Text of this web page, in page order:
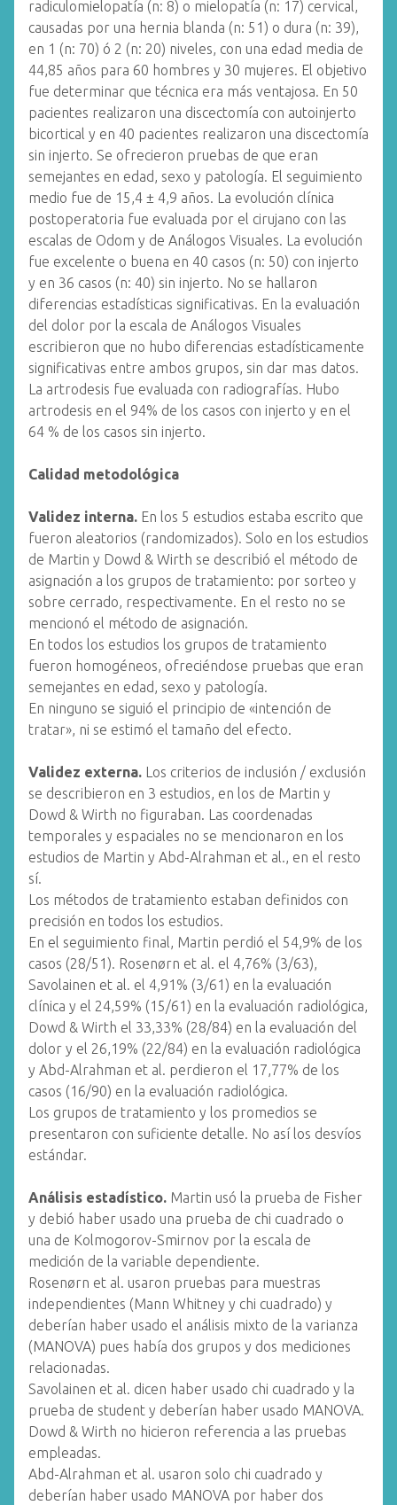
radiculomielopatía (n: 8) o mielopatía (n: 17) cervical,
causadas por una hernia blanda (n: 51) o dura (n: 39),
en 1 (n: 70) ó 2 (n: 20) niveles, con una edad media de
44,85 años para 60 hombres y 30 mujeres. El objetivo
fue determinar que técnica era más ventajosa. En 50
pacientes realizaron una discectomía con autoinjerto
bicortical y en 40 pacientes realizaron una discectomía
sin injerto. Se ofrecieron pruebas de que eran
semejantes en edad, sexo y patología. El seguimiento
medio fue de 15,4 ± 4,9 años. La evolución clínica
postoperatoria fue evaluada por el cirujano con las
escalas de Odom y de Análogos Visuales. La evolución
fue excelente o buena en 40 casos (n: 50) con injerto
y en 36 casos (n: 40) sin injerto. No se hallaron
diferencias estadísticas significativas. En la evaluación
del dolor por la escala de Análogos Visuales
escribieron que no hubo diferencias estadísticamente
significativas entre ambos grupos, sin dar mas datos.
La artrodesis fue evaluada con radiografías. Hubo
artrodesis en el 94% de los casos con injerto y en el
64 % de los casos sin injerto.
Calidad metodológica
Validez interna. En los 5 estudios estaba escrito que
fueron aleatorios (randomizados). Solo en los estudios
de Martin y Dowd & Wirth se describió el método de
asignación a los grupos de tratamiento: por sorteo y
sobre cerrado, respectivamente. En el resto no se
mencionó el método de asignación.
En todos los estudios los grupos de tratamiento
fueron homogéneos, ofreciéndose pruebas que eran
semejantes en edad, sexo y patología.
En ninguno se siguió el principio de «intención de
tratar», ni se estimó el tamaño del efecto.
Validez externa. Los criterios de inclusión / exclusión
se describieron en 3 estudios, en los de Martin y
Dowd & Wirth no figuraban. Las coordenadas
temporales y espaciales no se mencionaron en los
estudios de Martin y Abd-Alrahman et al., en el resto
sí.
Los métodos de tratamiento estaban definidos con
precisión en todos los estudios.
En el seguimiento final, Martin perdió el 54,9% de los
casos (28/51). Rosenørn et al. el 4,76% (3/63),
Savolainen et al. el 4,91% (3/61) en la evaluación
clínica y el 24,59% (15/61) en la evaluación radiológica,
Dowd & Wirth el 33,33% (28/84) en la evaluación del
dolor y el 26,19% (22/84) en la evaluación radiológica
y Abd-Alrahman et al. perdieron el 17,77% de los
casos (16/90) en la evaluación radiológica.
Los grupos de tratamiento y los promedios se
presentaron con suficiente detalle. No así los desvíos
estándar.
Análisis estadístico. Martin usó la prueba de Fisher
y debió haber usado una prueba de chi cuadrado o
una de Kolmogorov-Smirnov por la escala de
medición de la variable dependiente.
Rosenørn et al. usaron pruebas para muestras
independientes (Mann Whitney y chi cuadrado) y
deberían haber usado el análisis mixto de la varianza
(MANOVA) pues había dos grupos y dos mediciones
relacionadas.
Savolainen et al. dicen haber usado chi cuadrado y la
prueba de student y deberían haber usado MANOVA.
Dowd & Wirth no hicieron referencia a las pruebas
empleadas.
Abd-Alrahman et al. usaron solo chi cuadrado y
deberían haber usado MANOVA por haber dos